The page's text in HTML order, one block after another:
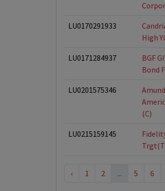
LU0170291933
High
LU0171284937
BGF
Bond
LU0201575346
(C)
LU0215159145
‹ 1 2 ... 5 6